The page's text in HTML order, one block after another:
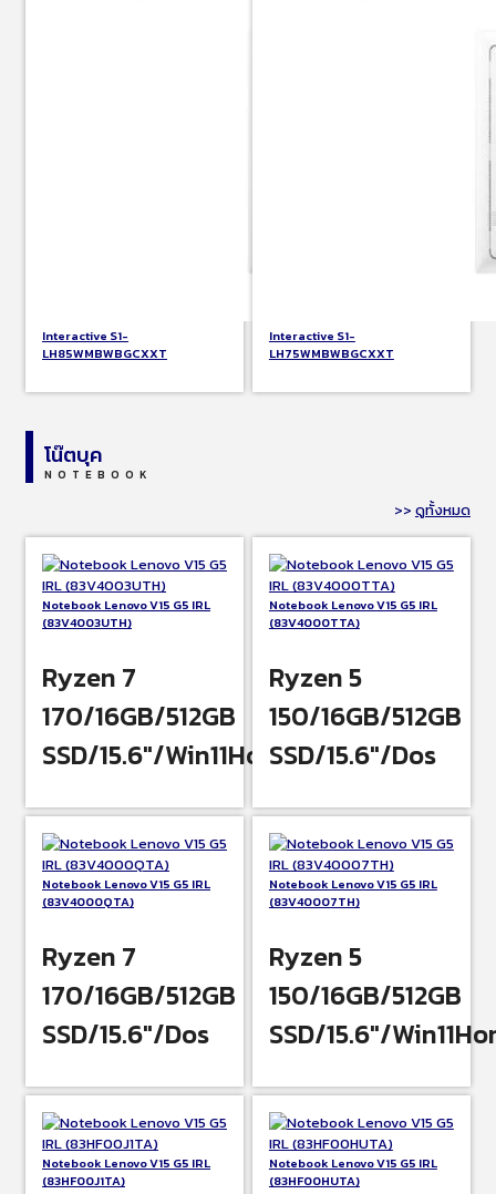
Interactive S1-
LH85WMBWBGCXXT
Interactive S1-
LH75WMBWBGCXXT
โน๊ตบุค
NOTEBOOK
>> ดูทั้งหมด
Notebook Lenovo V15 G5 IRL
(83V4003UTH)
Ryzen 7
170/16GB/512GB
SSD/15.6″/Win11Home
Notebook Lenovo V15 G5 IRL
(83V4000TTA)
Ryzen 5
150/16GB/512GB
SSD/15.6″/Dos
Notebook Lenovo V15 G5 IRL
(83V4000QTA)
Ryzen 7
170/16GB/512GB
SSD/15.6″/Dos
Notebook Lenovo V15 G5 IRL
(83V40007TH)
Ryzen 5
150/16GB/512GB
SSD/15.6″/
Notebook Lenovo V15 G5 IRL
(83HF00J1TA)
Notebook Lenovo V15 G5 IRL
(83HF00HUTA)